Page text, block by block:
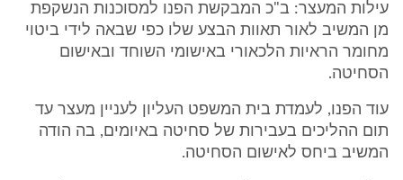
עילות המעצר: ב"כ המבקשת הפנו למסוכנות הנשקפת
מן המשיב לאור תאוות הבצע שלו כפי שבאה לידי ביטוי
מחומר הראיות הלכאורי באישומי השוחד ובאישום
הסחיטה.
עוד הפנו, לעמדת בית המשפט העליון לעניין מעצר עד
תום ההליכים בעבירות של סחיטה באיומים, בה הודה
המשיב ביחס לאישום הסחיטה.